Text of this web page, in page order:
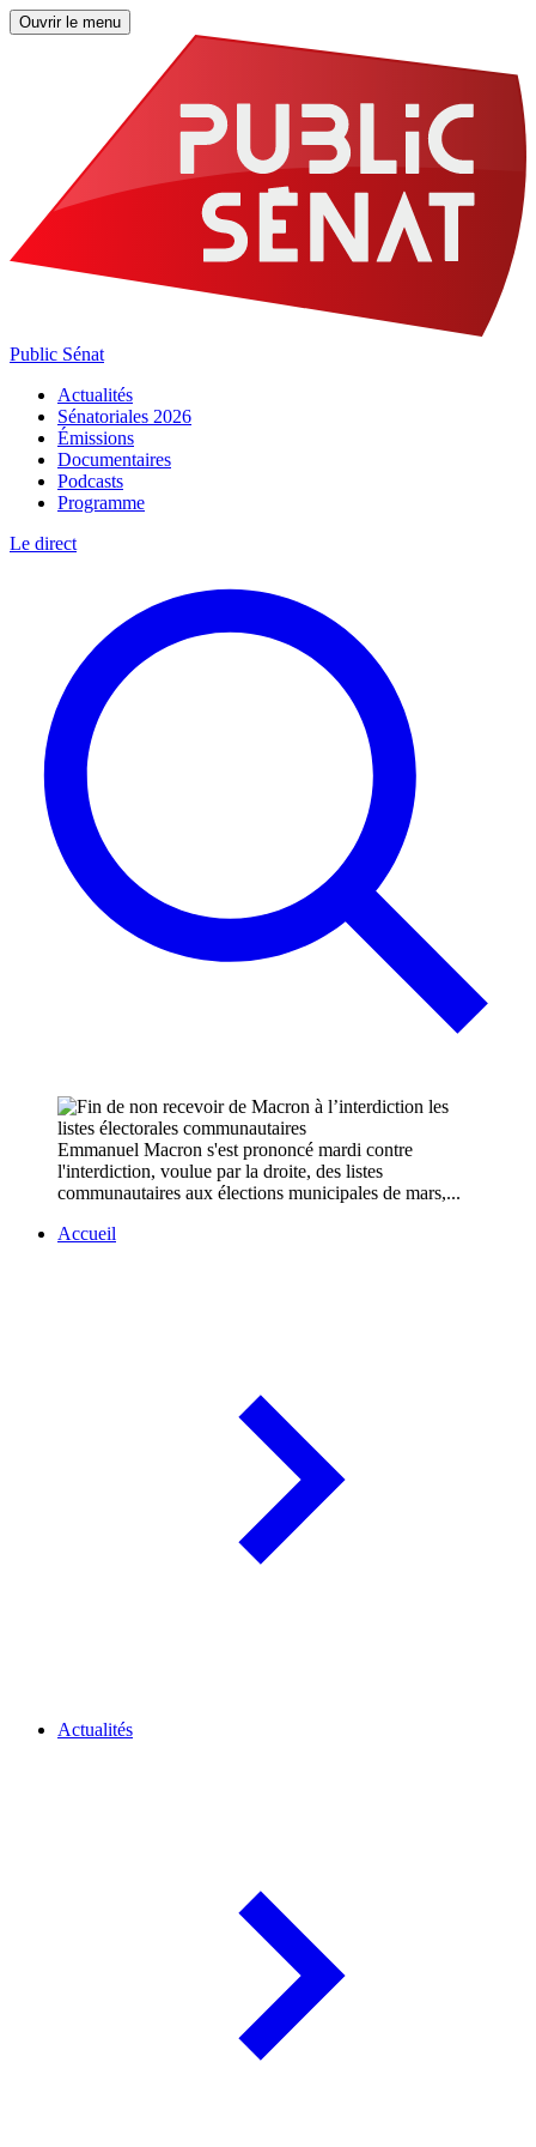
Ouvrir le menu
Public Sénat
Actualités
Sénatoriales 2026
Émissions
Documentaires
Podcasts
Programme
Le direct
Emmanuel Macron s'est prononcé mardi contre
l'interdiction, voulue par la droite, des listes
communautaires aux élections municipales de mars,...
Accueil
Actualités